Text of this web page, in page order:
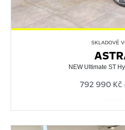
SKLADOVÉ
NEW Ultimate ST
792 990 Kč